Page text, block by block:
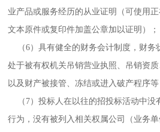
业产品或服务经历的从业证明（可使用
文本原件或复印件加盖公章加以证明）；
（6）具有健全的财务会计制度，财务
处于被有权机关吊销营业执照、吊销资
以及财产被接管、冻结或进入破产程序等
（7）投标人在以往的招投标活动中没
行为，没有被列入相关权属公司（业务